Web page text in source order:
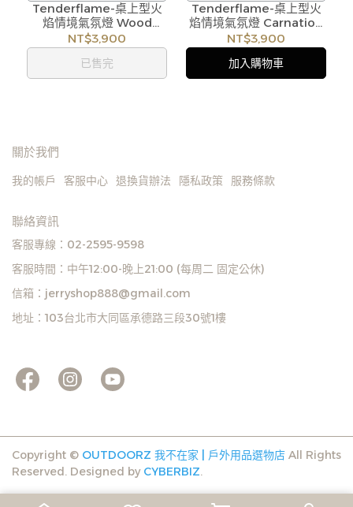
/
訂購注意事項 :
商品流動性快且多個平台共
用庫存，偶有下單後缺貨情
單，造成不便尚請見諒。如
Tenderflame-桌上型火
焰情境氣氛燈 Wood
Carving 90
NT$3,900
已售完
/
訂購注意事項 :
商品流動性快且多個平台共
用庫存，偶有下單後缺貨情
Tenderflame-桌上型火
焰情境氣氛燈 Carnation
90
NT$3,900
加入購物車
關於我們
我的帳戶 客服中心 退換貨辦法 隱私政策 服務條款
聯絡資訊
客服專線：02-2595-9598
客服時間：中午12:00-晚上21:00 (每周二 固定公休)
信箱：jerryshop888@gmail.com
地址：103台北市大同區承德路三段30號1樓
Copyright © OUTDOORZ 我不在家 | 戶外用品選物店 All Rights
Reserved. Designed by CYBERBIZ.